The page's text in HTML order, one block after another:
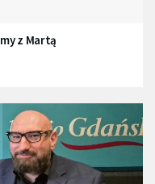
z Martą